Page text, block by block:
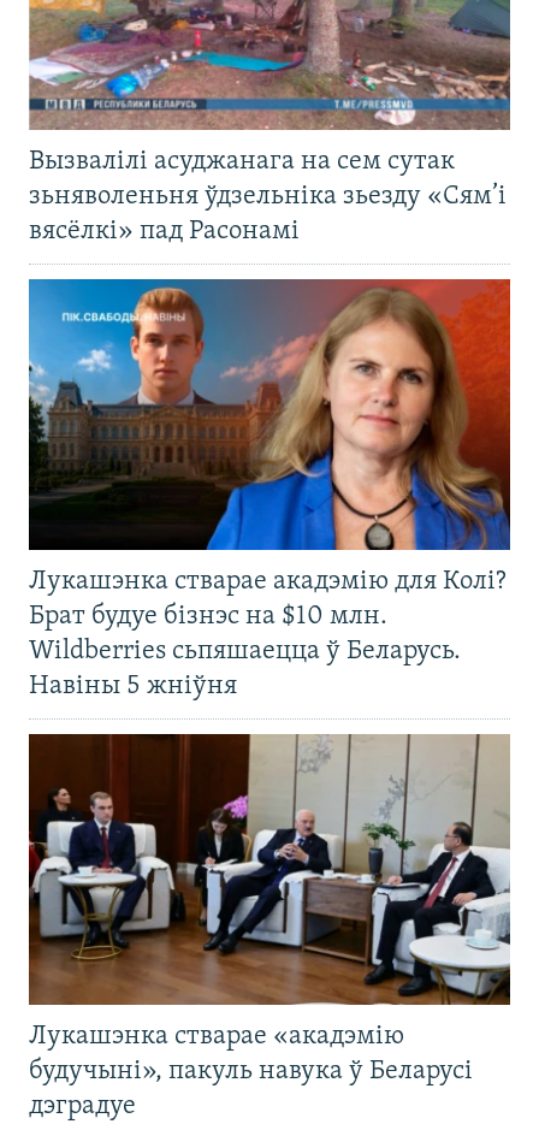
Вызвалілі асуджанага на сем сутак
зьняволеньня ўдзельніка зьезду «Сям’і
вясёлкі» пад Расонамі
Лукашэнка стварае акадэмію для Колі?
Брат будуе бізнэс на $10 млн.
Wildberries сьпяшаецца ў Беларусь.
Навіны 5 жніўня
Лукашэнка стварае «акадэмію
будучыні», пакуль навука ў Беларусі
дэградуе